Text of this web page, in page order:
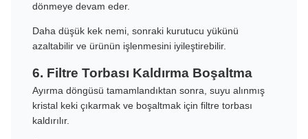
dönmeye devam eder.
Daha düşük kek nemi, sonraki kurutucu yükünü
azaltabilir ve ürünün işlenmesini iyileştirebilir.
6. Filtre Torbası Kaldırma Boşaltma
Ayırma döngüsü tamamlandıktan sonra, suyu alınmış
kristal keki çıkarmak ve boşaltmak için filtre torbası
kaldırılır.